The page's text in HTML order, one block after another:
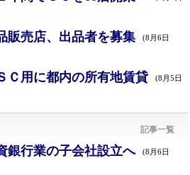
販売店、出品者を募集 (8月6日
Ｃ用に都内の所有地賃貸 (8月5日
記事一覧
銀行業の子会社設立へ (8月6日